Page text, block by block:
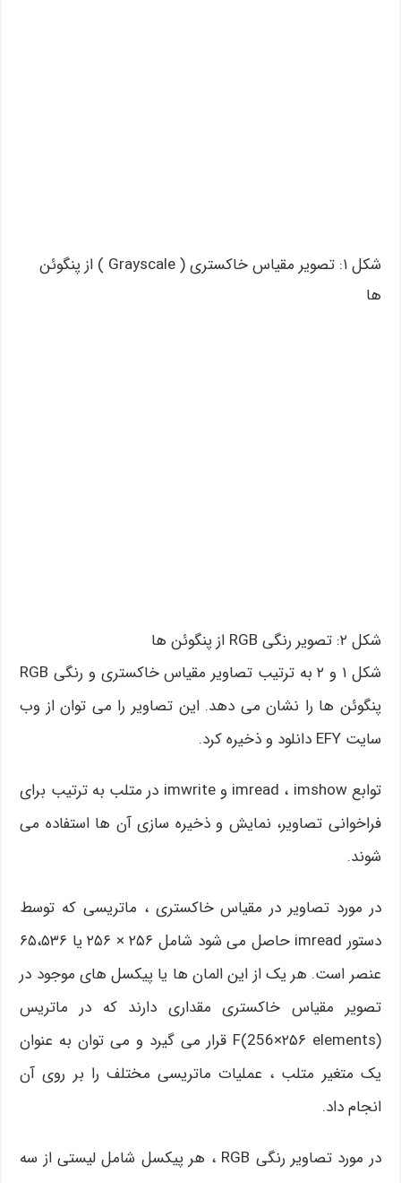
شکل ۱: تصویر مقیاس خاکستری ( Grayscale ) از پنگوئن
ها
شکل ۲: تصویر رنگی RGB از پنگوئن ها
شکل ۱ و ۲ به ترتیب تصاویر مقیاس خاکستری و رنگی RGB
پنگوئن ها را نشان می دهد. این تصاویر را می توان از وب
سایت EFY دانلود و ذخیره کرد.
توابع imread ، imshow و imwrite در متلب به ترتیب برای
فراخوانی تصاویر، نمایش و ذخیره سازی آن ها استفاده می
شوند.
در مورد تصاویر در مقیاس خاکستری ، ماتریسی که توسط
دستور imread حاصل می شود شامل ۲۵۶ × ۲۵۶ یا ۶۵،۵۳۶
عنصر است. هر یک از این المان ها یا پیکسل های موجود در
تصویر مقیاس خاکستری مقداری دارند که در ماتریس
F(256×۲۵۶ elements) قرار می گیرد و می توان به عنوان
یک متغیر متلب ، عملیات ماتریسی مختلف را بر روی آن
انجام داد.
در مورد تصاویر رنگی RGB ، هر پیکسل شامل لیستی از سه